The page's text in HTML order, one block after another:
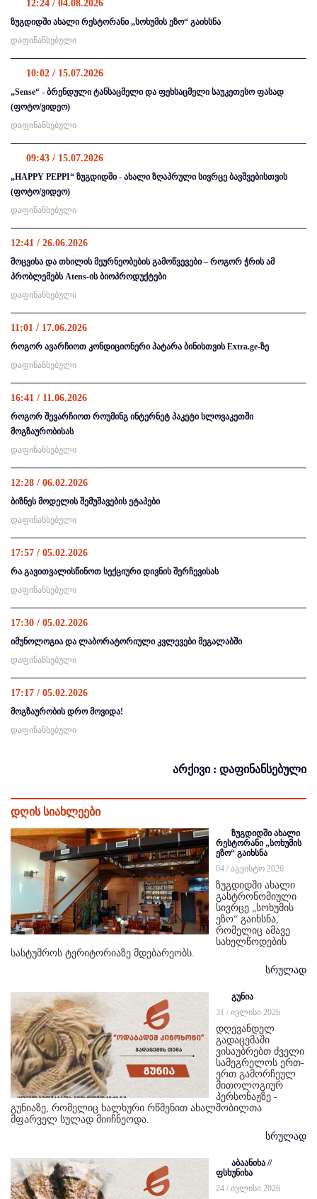
12:24 / 04.08.2026
ზუგდიდში ახალი რესტორანი „სოხუმის ეზო“ გაიხსნა
დაფინანსებული
10:02 / 15.07.2026
„Sense“ - ბრენდული ტანსაცმელი და ფეხსაცმელი საუკეთესო ფასად
(ფოტო/ვიდეო)
დაფინანსებული
09:43 / 15.07.2026
„HAPPY PEPPI“ ზუგდიდში - ახალი ზღაპრული სივრცე ბავშვებისთვის
(ფოტო/ვიდეო)
დაფინანსებული
12:41 / 26.06.2026
მოცვისა და თხილის მეურნეობების გამოწვევები – როგორ ჭრის ამ
პრობლემებს Atens-ის ბიოპროდუქტები
დაფინანსებული
11:01 / 17.06.2026
როგორ ავარჩიოთ კონდიციონერი პატარა ბინისთვის Extra.ge-ზე
დაფინანსებული
16:41 / 11.06.2026
როგორ შევარჩიოთ როუმინგ ინტერნეტ პაკეტი სლოვაკეთში
მოგზაურობისას
დაფინანსებული
12:28 / 06.02.2026
ბიზნეს მოდელის შემუშავების ეტაპები
დაფინანსებული
17:57 / 05.02.2026
რა გავითვალისწინოთ სექციური დივნის შერჩევისას
დაფინანსებული
17:30 / 05.02.2026
იმუნოლოგია და ლაბორატორიული კვლევები მეგალაბში
დაფინანსებული
17:17 / 05.02.2026
მოგზაურობის დრო მოვიდა!
დაფინანსებული
არქივი : დაფინანსებული
დღის სიახლეები
ზუგდიდში ახალი
რესტორანი „სოხუმის
ეზო“ გაიხსნა
04 / აგვისტო 2026
ზუგდიდში ახალი
გასტრონომიული
სივრცე „სოხუმის
ეზო“ გაიხსნა,
რომელიც ამავე
სახელწოდების
სასტუმროს ტერიტორიაზე მდებარეობს.
სრულად
გუნია
31 / ივლისი 2026
დღევანდელ
გადაცემაში
ვისაუბრებთ ძველი
სამეგრელოს ერთ-
ერთ გამორჩეულ
მითოლოგიურ
პერსონაჟზე -
გუნიაზე, რომელიც ხალხური რწმენით ახალშობილთა
მფარველ სულად მიიჩნეოდა.
სრულად
აბაანიხა //
ფსხუნიხა
24 / ივლისი 2026